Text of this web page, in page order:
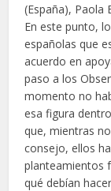
(España), Paola
En este punto,
españolas que
acuerdo en
paso a los
momento no
esa figura
que, mientras
consejo, ellos
planteamientos
qué debían